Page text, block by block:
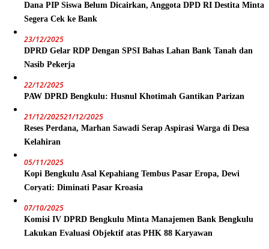
Dana PIP Siswa Belum Dicairkan, Anggota DPD RI Destita Minta
Segera Cek ke Bank
23/12/2025
DPRD Gelar RDP Dengan SPSI Bahas Lahan Bank Tanah dan
Nasib Pekerja
22/12/2025
PAW DPRD Bengkulu: Husnul Khotimah Gantikan Parizan
21/12/202521/12/2025
Reses Perdana, Marhan Sawadi Serap Aspirasi Warga di Desa
Kelahiran
05/11/2025
Kopi Bengkulu Asal Kepahiang Tembus Pasar Eropa, Dewi
Coryati: Diminati Pasar Kroasia
07/10/2025
Komisi IV DPRD Bengkulu Minta Manajemen Bank Bengkulu
Lakukan Evaluasi Objektif atas PHK 88 Karyawan